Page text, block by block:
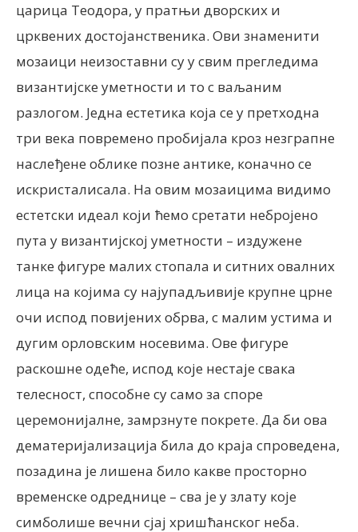
царица Теодора, у пратњи дворских и
црквених достојанственика. Ови знаменити
мозаици неизоставни су у свим прегледима
византијске уметности и то с ваљаним
разлогом. Једна естетика која се у претходна
три века повремено пробијала кроз незграпне
наслеђене облике позне антике, коначно се
искристалисала. На овим мозаицима видимо
естетски идеал који ћемо сретати небројено
пута у византијској уметности – издужене
танке фигуре малих стопала и ситних овалних
лица на којима су најупадљивије крупне црне
очи испод повијених обрва, с малим устима и
дугим орловским носевима. Ове фигуре
раскошне одеће, испод које нестаје свака
телесност, способне су само за споре
церемонијалне, замрзнуте покрете. Да би ова
дематеријализација била до краја спроведена,
позадина је лишена било какве просторно
временске одреднице – сва је у злату које
симболише вечни сјај хришћанског неба.